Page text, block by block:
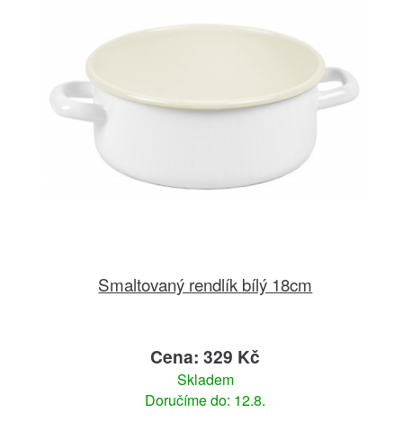
Smaltovaný rendlík bílý 18cm
Cena: 329 Kč
Skladem
Doručíme do: 12.8.